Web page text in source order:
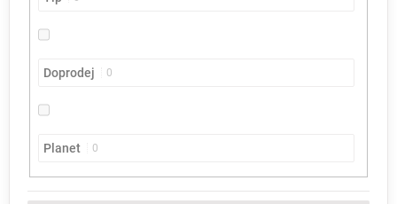
Doprodej 0
Planet 0